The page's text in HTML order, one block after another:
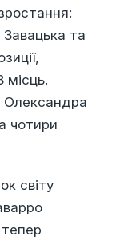
та
місць.
Олександра
чотири
світу